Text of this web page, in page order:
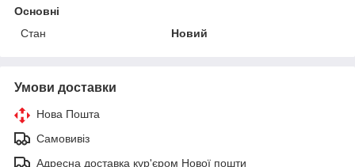
Основні
Стан
Новий
Умови доставки
Нова Пошта
Самовивіз
Адресна доставка кур'єром Нової пошти